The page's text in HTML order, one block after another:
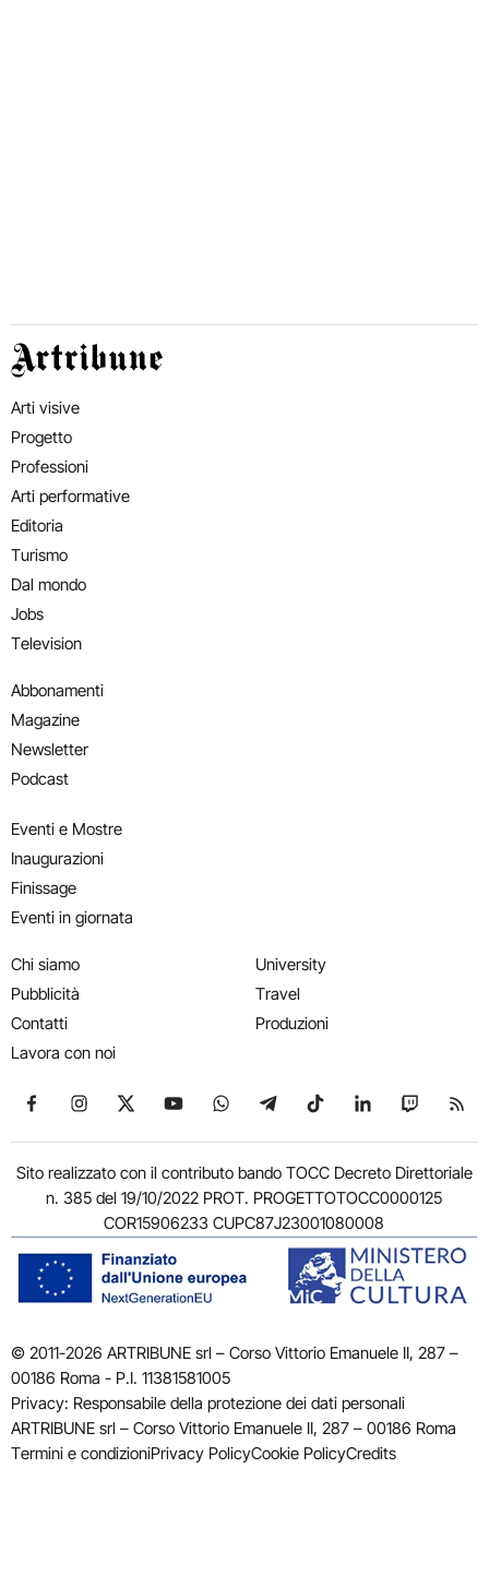
Artribune
Arti visive
Progetto
Professioni
Arti performative
Editoria
Turismo
Dal mondo
Jobs
Television
Abbonamenti
Magazine
Newsletter
Podcast
Eventi e Mostre
Inaugurazioni
Finissage
Eventi in giornata
Chi siamo
Pubblicità
Contatti
Lavora con noi
University
Travel
Produzioni
Seguici su Facebook
Seguici su Instagram
Seguici su X
Seguici su YouTube
Seguici su WhatsApp
Seguici su Telegram
Seguici su TikTok
Seguici su
Seguici
Sito realizzato con il contributo bando TOCC Decreto Direttoriale
n. 385 del 19/10/2022 PROT. PROGETTOTOCC0000125
COR15906233 CUPC87J23001080008
© 2011-2026 ARTRIBUNE srl – Corso Vittorio Emanuele II, 287 –
00186 Roma - P.I. 11381581005
Privacy: Responsabile della protezione dei dati personali
ARTRIBUNE srl – Corso Vittorio Emanuele II, 287 – 00186 Roma
Termini e condizioniPrivacy PolicyCookie PolicyCredits